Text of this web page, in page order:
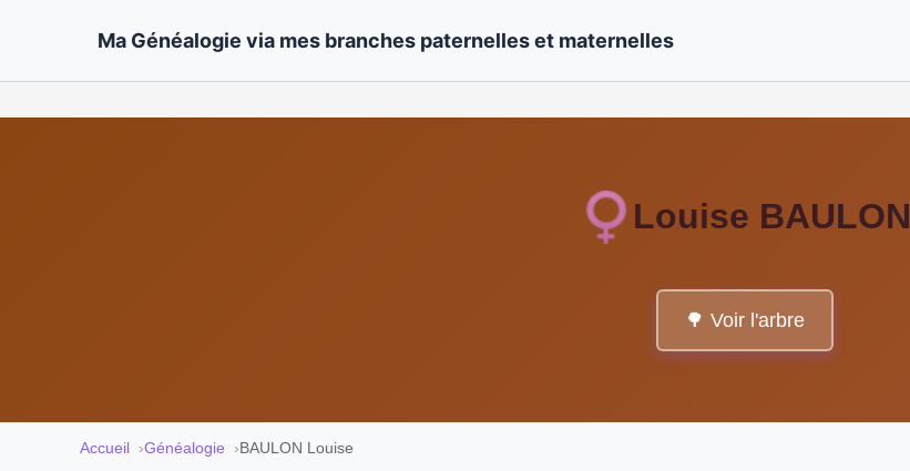
Ma Généalogie via mes branches paternelles et maternelles
Louise BAULON
🌳 Voir l'arbre
Accueil Généalogie BAULON Louise